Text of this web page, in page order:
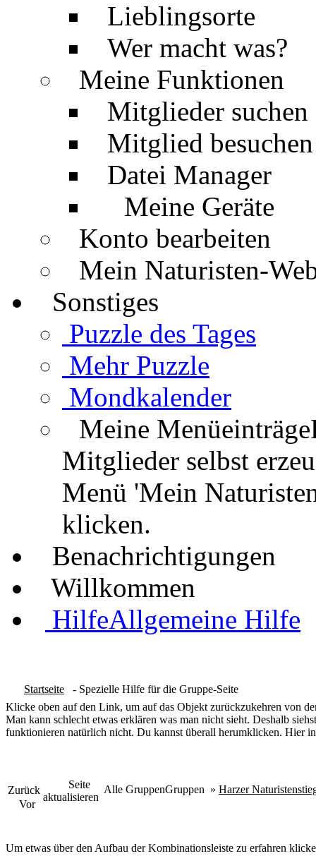
Lieblingsorte
Wer macht was?
Meine Funktionen
Mitglieder suchen
Mitglied besuchen
Datei Manager
Meine Geräte
Konto bearbeiten
Mein Naturisten-
Sonstiges
Puzzle des Tages
Mehr Puzzle
Mondkalender
Meine Menüeinträge
Mitglieder selbst
Menü 'Mein
klicken.
Benachrichtigungen
Willkommen
HilfeAllgemeine Hilfe
Startseite
- Spezielle Hilfe für die Gruppe-Seite
Klicke oben auf den Link, um auf das Objekt zurückzukehren von
Man kann schlecht etwas erklären was man nicht sieht. Deshalb
funktionieren natürlich nicht. Du kannst überall herumklicken. Hier
Zurück
Vor
Seite
aktualisieren
Alle GruppenGruppen » Harzer
Um etwas über den Aufbau der Kombinationsleiste zu erfahren